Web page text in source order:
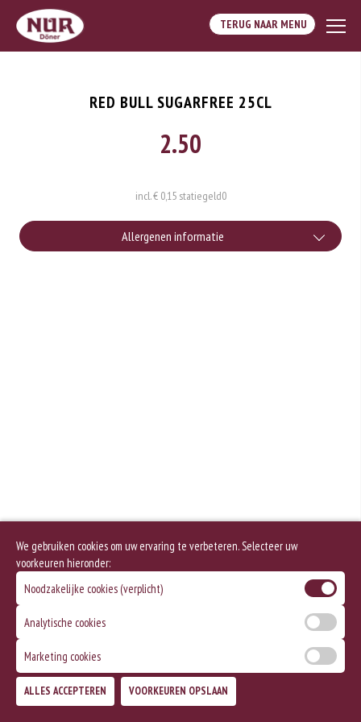
TERUG NAAR MENU
RED BULL SUGARFREE 25CL
2.50
incl. € 0,15 statiegeld0
Allergenen informatie
We gebruiken cookies om uw ervaring te verbeteren. Selecteer uw
voorkeuren hieronder:
Noodzakelijke cookies (verplicht)
Analytische cookies
Marketing cookies
ALLES ACCEPTEREN VOORKEUREN OPSLAAN